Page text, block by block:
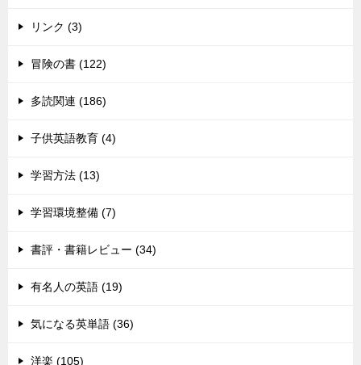
リンク (3)
冒険の書 (122)
多読関連 (186)
子供英語教育 (4)
学習方法 (13)
学習環境整備 (7)
書評・書籍レビュー (34)
有名人の英語 (19)
気になる英単語 (36)
洋楽 (105)